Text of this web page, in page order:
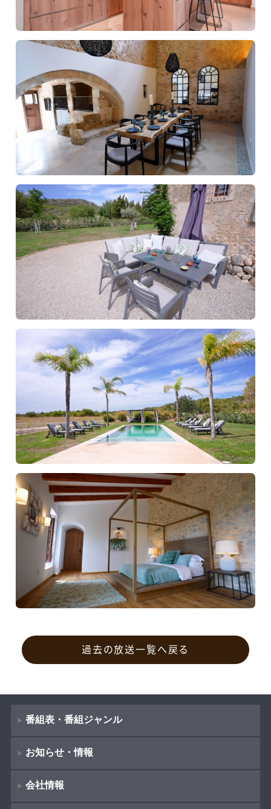
過去の放送一覧へ戻る
番組表・番組ジャンル
番組表
番組ジャンル
お知らせ・情報
新着情報
会社情報